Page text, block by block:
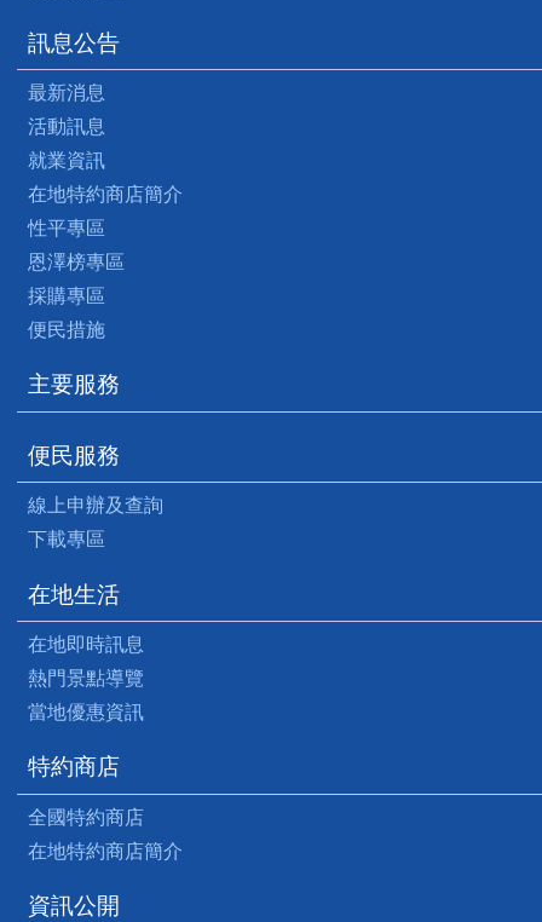
訊息公告
最新消息
活動訊息
就業資訊
在地特約商店簡介
性平專區
恩澤榜專區
採購專區
便民措施
主要服務
便民服務
線上申辦及查詢
下載專區
在地生活
在地即時訊息
熱門景點導覽
當地優惠資訊
特約商店
全國特約商店
在地特約商店簡介
資訊公開